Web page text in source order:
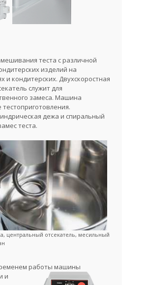
теста с различной
изделий на
и кондитерских. Двухскоростная
служит для
замеса. Машина
дежа и спиральный
теста.
центральный отсекатель, месильный
работы машины
и